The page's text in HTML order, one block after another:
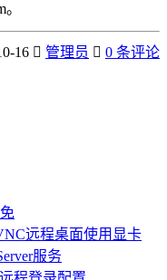
16 管理员 0 条评论
远程桌面使用显卡
服务